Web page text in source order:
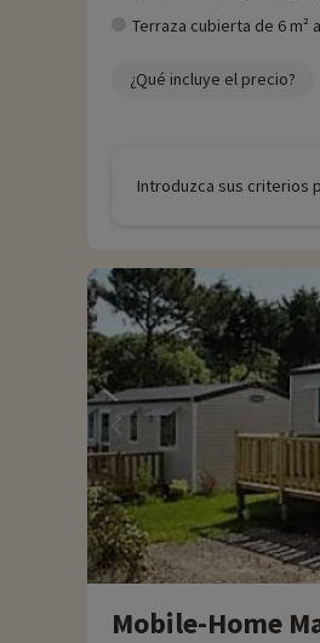
Terraza cubierta de 6 m²
¿Qué incluye el precio?
Introduzca sus criterios
Mobile-Home